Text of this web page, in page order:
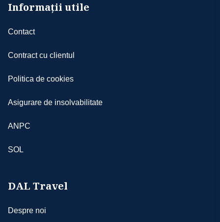
Informații utile
Contact
Contract cu clientul
Politica de cookies
Asigurare de insolvabilitate
ANPC
SOL
DAL Travel
Despre noi